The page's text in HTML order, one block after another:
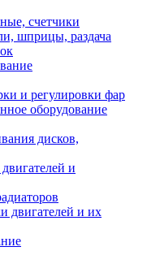
счетчики
шприцы, раздача
и регулировки фар
оборудование
дисков,
и
двигателей и их